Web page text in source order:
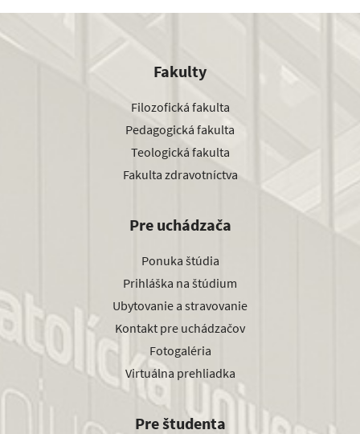
Fakulty
Filozofická fakulta
Pedagogická fakulta
Teologická fakulta
Fakulta zdravotníctva
Pre uchádzača
Ponuka štúdia
Prihláška na štúdium
Ubytovanie a stravovanie
Kontakt pre uchádzačov
Fotogaléria
Virtuálna prehliadka
Pre študenta